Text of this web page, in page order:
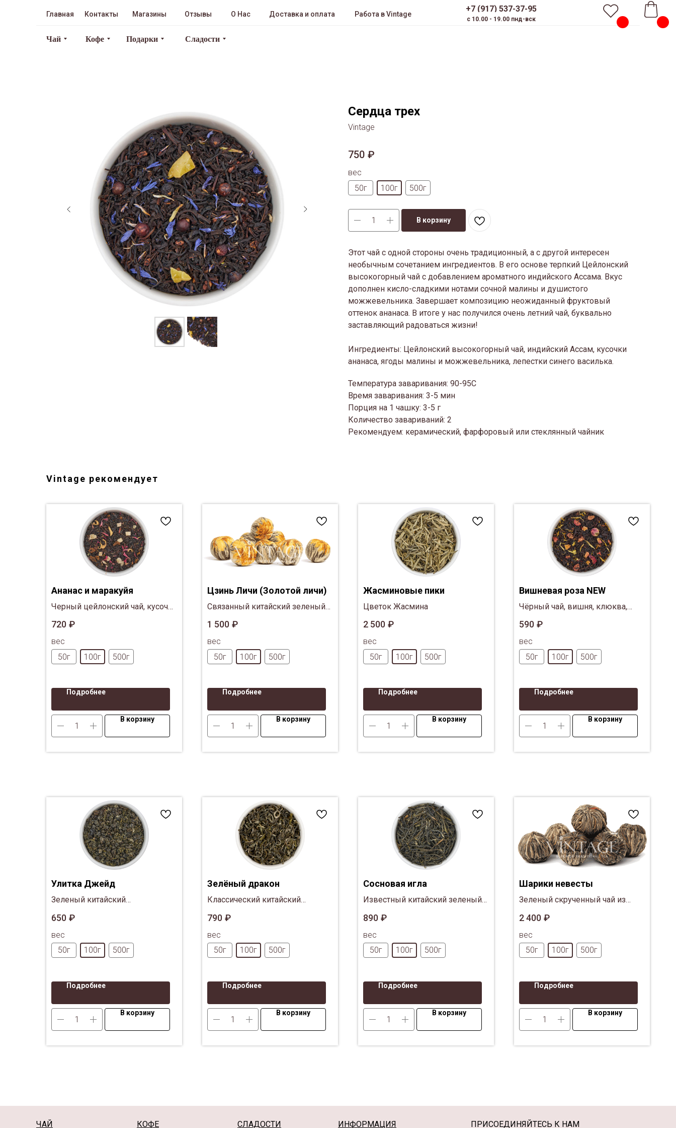
+7 (917) 537-37-95
Отзывы Доставка и оплата
Магазины
Контакты О Нас
Чай Кофе Подарки Сладости
c 10.00 - 19.00 пнд-вск
Главная Работа в Vintage
Сердца трех
Vintage
750 ₽
вес
50г
100г 500г
В корзину
Этот чай с одной стороны очень традиционный, а с другой интересен
необычным сочетанием ингредиентов. В его основе терпкий Цейлонский
высокогорный чай с добавлением ароматного индийского Ассама. Вкус
дополнен кисло-сладкими нотами сочной малины и душистого
можжевельника. Завершает композицию неожиданный фруктовый
оттенок ананаса. В итоге у нас получился очень летний чай, буквально
заставляющий радоваться жизни!
Ингредиенты: Цейлонский высокогорный чай, индийский Ассам, кусочки
ананаса, ягоды малины и можжевельника, лепестки синего василька.
Температура заваривания: 90-95С
Время заваривания: 3-5 мин
Порция на 1 чашку: 3-5 г
Количество завариваний: 2
Рекомендуем: керамический, фарфоровый или стеклянный чайник
Vintage рекомендует
Ананас и маракуйя
Черный цейлонский чай, кусочки
маракуйи и ананаса, лепестки
василька
720 ₽
вес
50г
100г 500г
Подробнее
В корзину
Цзинь Личи (Золотой личи)
Связанный китайский зеленый
чай с цветком календулы и личи.
1 500 ₽
вес
50г
100г 500г
Подробнее
В корзину
Жасминовые пики
Цветок Жасмина
2 500 ₽
вес
50г
100г 500г
Подробнее
В корзину
Вишневая роза NEW
Чёрный чай, вишня, клюква,
бутоны розовой розы, лепестки
590 ₽
вес
50г
100г 500г
Подробнее
В корзину
Улитка Джейд
Зеленый китайский
Юннань.
650 ₽
вес
50г
100г 500г
Подробнее
В корзину
Зелёный дракон
Классический китайский
790 ₽
вес
50г
100г 500г
Подробнее
В корзину
Сосновая игла
Известный китайский зеленый
890 ₽
вес
50г
100г 500г
Подробнее
В корзину
Шарики невесты
Зеленый скрученный чай из
2 400 ₽
вес
50г
100г 500г
Подробнее
В корзину
ЧАЙ КОФЕ СЛАДОСТИ ИНФОРМАЦИЯ ПРИСОЕДИНЯЙТЕСЬ К НАМ